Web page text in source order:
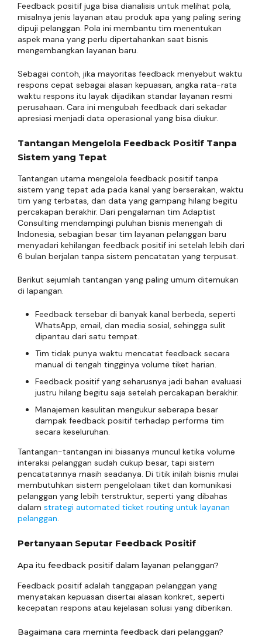
Feedback positif juga bisa dianalisis untuk melihat pola,
misalnya jenis layanan atau produk apa yang paling sering
dipuji pelanggan. Pola ini membantu tim menentukan
aspek mana yang perlu dipertahankan saat bisnis
mengembangkan layanan baru.
Sebagai contoh, jika mayoritas feedback menyebut waktu
respons cepat sebagai alasan kepuasan, angka rata-rata
waktu respons itu layak dijadikan standar layanan resmi
perusahaan. Cara ini mengubah feedback dari sekadar
apresiasi menjadi data operasional yang bisa diukur.
Tantangan Mengelola Feedback Positif Tanpa
Sistem yang Tepat
Tantangan utama mengelola feedback positif tanpa
sistem yang tepat ada pada kanal yang berserakan, waktu
tim yang terbatas, dan data yang gampang hilang begitu
percakapan berakhir. Dari pengalaman tim Adaptist
Consulting mendampingi puluhan bisnis menengah di
Indonesia, sebagian besar tim layanan pelanggan baru
menyadari kehilangan feedback positif ini setelah lebih dari
6 bulan berjalan tanpa sistem pencatatan yang terpusat.
Berikut sejumlah tantangan yang paling umum ditemukan
di lapangan.
Feedback tersebar di banyak kanal berbeda, seperti
WhatsApp, email, dan media sosial, sehingga sulit
dipantau dari satu tempat.
Tim tidak punya waktu mencatat feedback secara
manual di tengah tingginya volume tiket harian.
Feedback positif yang seharusnya jadi bahan evaluasi
justru hilang begitu saja setelah percakapan berakhir.
Manajemen kesulitan mengukur seberapa besar
dampak feedback positif terhadap performa tim
secara keseluruhan.
Tantangan-tantangan ini biasanya muncul ketika volume
interaksi pelanggan sudah cukup besar, tapi sistem
pencatatannya masih seadanya. Di titik inilah bisnis mulai
membutuhkan sistem pengelolaan tiket dan komunikasi
pelanggan yang lebih terstruktur, seperti yang dibahas
dalam strategi automated ticket routing untuk layanan
pelanggan.
Pertanyaan Seputar Feedback Positif
Apa itu feedback positif dalam layanan pelanggan?
Feedback positif adalah tanggapan pelanggan yang
menyatakan kepuasan disertai alasan konkret, seperti
kecepatan respons atau kejelasan solusi yang diberikan.
Bagaimana cara meminta feedback dari pelanggan?